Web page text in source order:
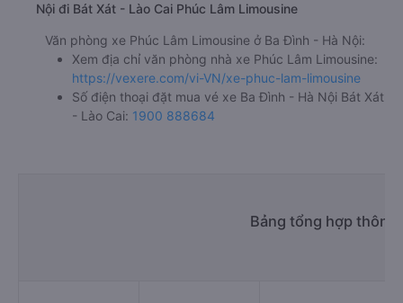
Nội đi Bát Xát - Lào Cai Phúc Lâm Limousine
Văn phòng xe Phúc Lâm Limousine ở Ba Đình - Hà Nội:
Xem địa chỉ văn phòng nhà xe Phúc Lâm Limousine:
https://vexere.com/vi-VN/xe-phuc-lam-limousine
Số điện thoại đặt mua vé xe Ba Đình - Hà Nội Bát Xát
- Lào Cai: 1900 888684
Bảng tổng hợp thông